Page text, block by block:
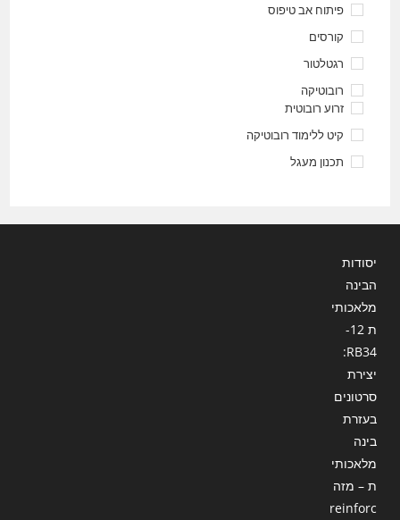
פיתוח אב טיפוס
קורסים
רגטלטור
רובוטיקה
זרוע רובוטית
קיט ללימוד רובוטיקה
תכנון מעגל
יסודות
הבינה
מלאכותי
ת 12-
RB34:
יצירת
סרטונים
בעזרת
בינה
מלאכותי
ת – מזה
reinforc